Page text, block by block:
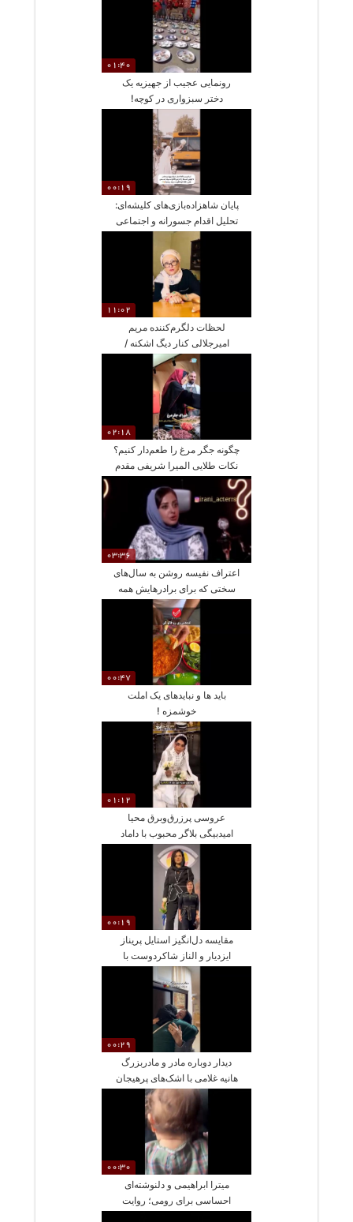
01:40
رونمایی عجیب از جهیزیه یک
دختر سبزواری در کوچه!
00:19
پایان شاهزاده‌بازی‌های کلیشه‌ای:
تحلیل اقدام جسورانه و اجتماعی
زوج جوانی که اتوبوس را به تالار
عروسی خود تبدیل کردند
11:02
لحظات دلگرم‌کننده مریم
امیرجلالی کنار دیگ اشکنه /
طعمی ساده اما پر از عشق و
یادآوری روزهای کودکی
02:18
چگونه جگر مرغ را طعم‌دار کنیم؟
نکات طلایی المیرا شریفی مقدم
برای یک خوراک لذیذ و مقوی
03:36
اعتراف نفیسه روشن به سال‌های
سختی که برای برادرهایش همه
نقش‌ها را ایفا کرد پس از طلاق
والدین
00:47
باید ها و نبایدهای یک املت
خوشمزه !
01:12
عروسی پرزرق‌وبرق محیا
امیدبیگی بلاگر محبوب با داماد
تبریزی / لباسی با هنر سنگدوزی
درخشان و مراسمی با تزیینات
چشم‌نواز و رویایی
00:19
مقایسه دل‌انگیز استایل پریناز
ایزدیار و الناز شاکردوست با
لباس مشابه
00:29
دیدار دوباره مادر و مادربزرگ
هانیه غلامی با اشک‌های پرهیجان
00:30
میترا ابراهیمی و دلنوشته‌ای
احساسی برای رومی؛ روایت